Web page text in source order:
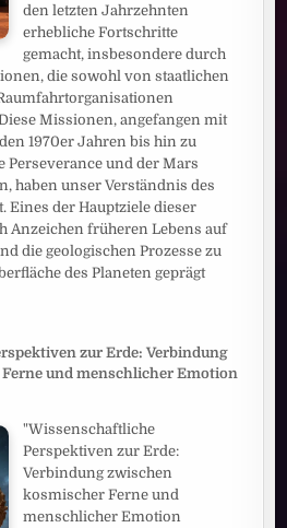
den letzten Jahrzehnten
erhebliche Fortschritte
gemacht, insbesondere durch
die sowohl von staatlichen
Missionen, angefangen mit
1970er Jahren bis hin zu
Perseverance und der Mars
haben unser Verständnis des
Eines der Hauptziele dieser
Anzeichen früheren Lebens auf
die geologischen Prozesse zu
des Planeten geprägt
zur Erde: Verbindung
und menschlicher Emotion
"Wissenschaftliche
Perspektiven zur Erde:
Verbindung zwischen
kosmischer Ferne und
menschlicher Emotion